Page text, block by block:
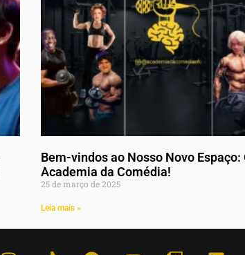
Bem-vindos ao Nosso Novo Espaço:
Academia da Comédia!
25 de março de 2025
Leia mais »